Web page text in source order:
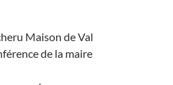
Maison de Val
de la maire